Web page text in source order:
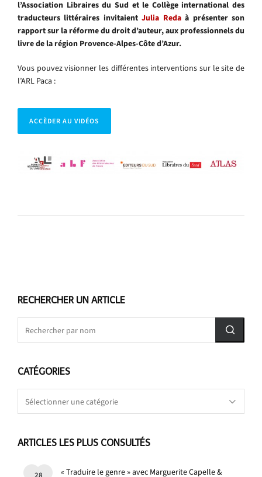
l’Association Libraires du Sud et le Collège international des
traducteurs littéraires invitaientJulia Redaà présenter son
rapport sur la réforme du droit d’auteur, aux professionnels du
livre de la région Provence-Alpes-Côte d’Azur.
Vous pouvez visionner les différentes interventions sur le site de
l’ARL Paca :
ACCÈDER AU VIDÉOS
RECHERCHER UN ARTICLE
CATÉGORIES
ARTICLES LES PLUS CONSULTÉS
« Traduire le genre » avec Marguerite Capelle &
28